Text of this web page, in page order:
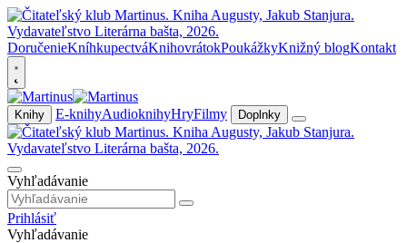
DoručenieKníhkupectváKnihovrátokPoukážkyKnižný blogKontakt
Knihy E-knihyAudioknihyHryFilmy Doplnky
Vyhľadávanie
Prihlásiť
Vyhľadávanie